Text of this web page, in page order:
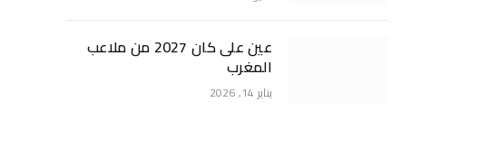
عين على كان 2027 من ملاعب
المغرب
يناير 14, 2026